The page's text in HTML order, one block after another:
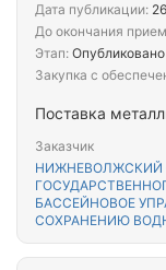
Поставка
Заказчик
НИЖНЕВОЛЖСКИЙ
БАССЕЙНОВОЕ
СОХРАНЕНИЮ
Дата публикации:
До окончания
Этап: Опубликовано
Закупка с